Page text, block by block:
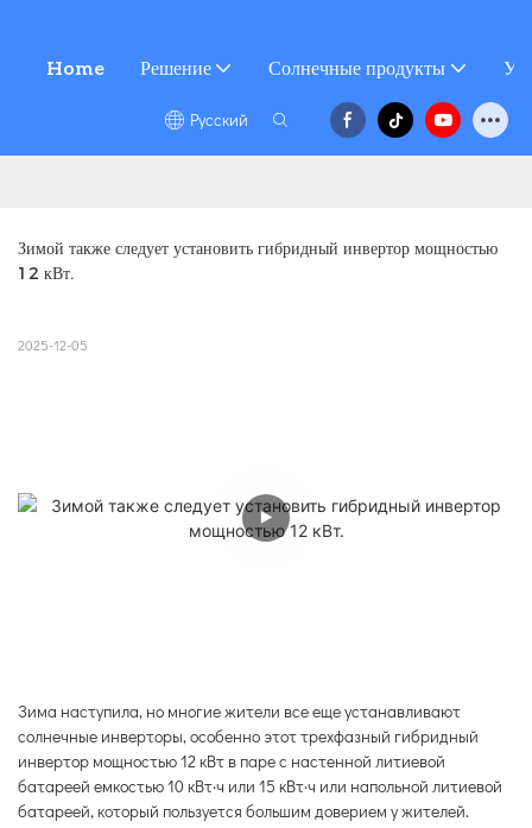
Home Решение Солнечные продукты
Pусский
Зимой также следует установить гибридный инвертор мощностью
12 кВт.
2025-12-05
Зима наступила, но многие жители все еще устанавливают
солнечные инверторы, особенно этот трехфазный гибридный
инвертор мощностью 12 кВт в паре с настенной литиевой
батареей емкостью 10 кВт·ч или 15 кВт·ч или напольной литиевой
батареей, который пользуется большим доверием у жителей.